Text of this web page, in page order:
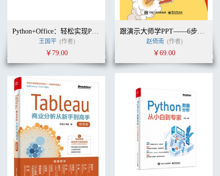
Python+Office：轻松实现Python办公自动化
王国平 (作者)
￥79.00
跟演示大师学PPT——6步轻松提升职场竞争力
赵倚南 (作者)
￥69.00